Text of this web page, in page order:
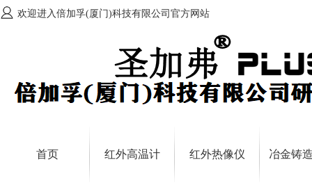
欢迎进入倍加孚(厦门)科技有限公司官方网站
首页 红外高温计 红外热像仪 冶金铸